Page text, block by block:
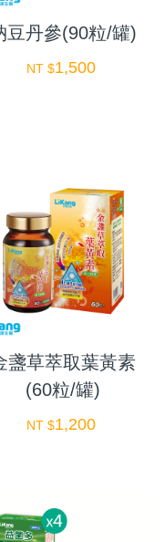
豆丹參(90粒/罐)
NT $1,500
盞草萃取葉黃素
(60粒/罐)
NT $1,200